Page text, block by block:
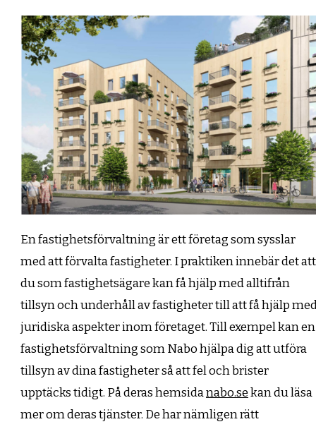
En fastighetsförvaltning är ett företag som sysslar
med att förvalta fastigheter. I praktiken innebär det att
du som fastighetsägare kan få hjälp med alltifrån
tillsyn och underhåll av fastigheter till att få hjälp
juridiska aspekter inom företaget. Till exempel kan en
fastighetsförvaltning som Nabo hjälpa dig att utföra
tillsyn av dina fastigheter så att fel och brister
upptäcks tidigt. På deras hemsidanabo.sekan du läsa
mer om deras tjänster. De har nämligen rätt